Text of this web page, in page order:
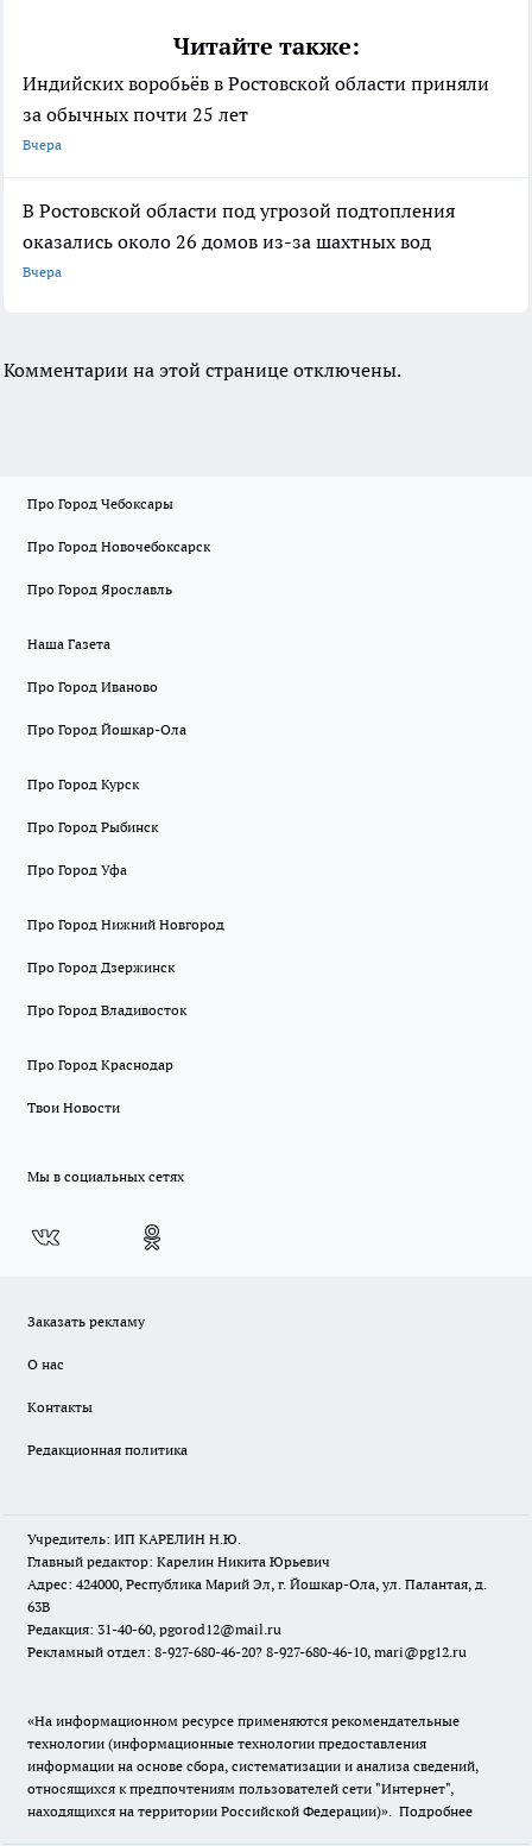
Читайте также:
Индийских воробьёв в Ростовской области приняли
за обычных почти 25 лет
Вчера
В Ростовской области под угрозой подтопления
оказались около 26 домов из-за шахтных вод
Вчера
Комментарии на этой странице отключены.
Про Город Чебоксары
Про Город Новочебоксарск
Про Город Ярославль
Наша Газета
Про Город Иваново
Про Город Йошкар-Ола
Про Город Курск
Про Город Рыбинск
Про Город Уфа
Про Город Нижний Новгород
Про Город Дзержинск
Про Город Владивосток
Про Город Краснодар
Твои Новости
Мы в социальных сетях
Заказать рекламу
О нас
Контакты
Редакционная политика
Учредитель: ИП КАРЕЛИН Н.Ю.
Главный редактор: Карелин Никита Юрьевич
Адрес: 424000, Республика Марий Эл, г. Йошкар-Ола, ул. Палантая, д.
63В
Редакция: 31-40-60, pgorod12@mail.ru
Рекламный отдел: 8-927-680-46-20? 8-927-680-46-10, mari@pg12.ru
«На информационном ресурсе применяются рекомендательные
технологии (информационные технологии предоставления
информации на основе сбора, систематизации и анализа сведений,
относящихся к предпочтениям пользователей сети "Интернет",
находящихся на территории Российской Федерации)». Подробнее